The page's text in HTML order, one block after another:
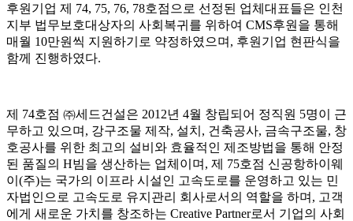
후원기업 제 74, 75, 76, 78호점으로 선정된 업체대표들은 인천
지부 법무보호대상자의 사회복귀를 위하여 CMS후원을 통해
매월 10만원씩 지원하기로 약정하였으며 , 후원기업 현판식을
함께 진행하였다.
제 74호점 ㈜세드건설은 2012년 4월 창립되어 정직원 5명이 근
무하고 있으며 , 강구조물 제작, 설치 , 건축공사, 금속구조물, 창
호공사를 위한 최고의 설비와 효율적인 제조방법을 통해 안정
된 품질의 H빔을 생산하는 업체이며 , 제 75호점 신공항하이웨
이 (주)는 국가의 이프라 시설인 고속도로를 운영하고 있는 민
자법인으로 고속도로 유지관리 회사로서의 역할을 하며 , 고객
에게 새로운 가치를 창조하는 Creative Partner로서 기업의 사회